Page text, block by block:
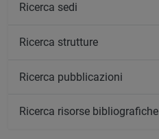
Ricerca sedi
Ricerca strutture
Ricerca pubblicazioni
Ricerca risorse bibliografiche